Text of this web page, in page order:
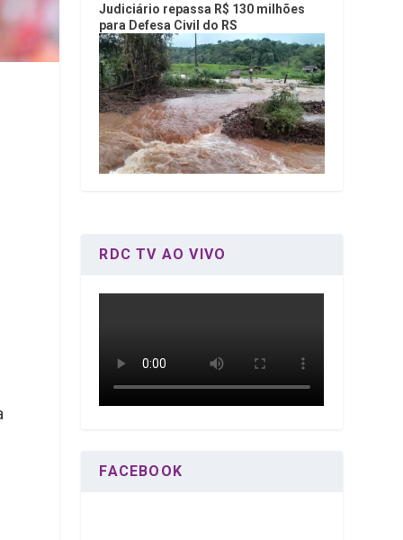
Judiciário repassa R$ 130 milhões
para Defesa Civil do RS
RDC TV AO VIVO
FACEBOOK